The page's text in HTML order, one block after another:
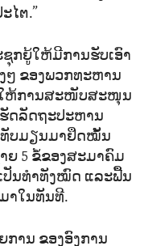
ໄຕ.”
ກຍູ້ໃຫ້ມີການຮັບເອົາ
ໆ ຂອງພວກທະຫານ
ໃຫ້ການສະໜັບສະໜຸນ
ດລັດຖະປະຫານ
ບມຽນມາຢຶດໝັ້ນ
5 ຂໍ້ຂອງສະມາຄົມ
ປັນທຳທັງໝົດ ແລະຟື້ນ
າໃນທັນທີ.
ການ ຂອງອົງການ